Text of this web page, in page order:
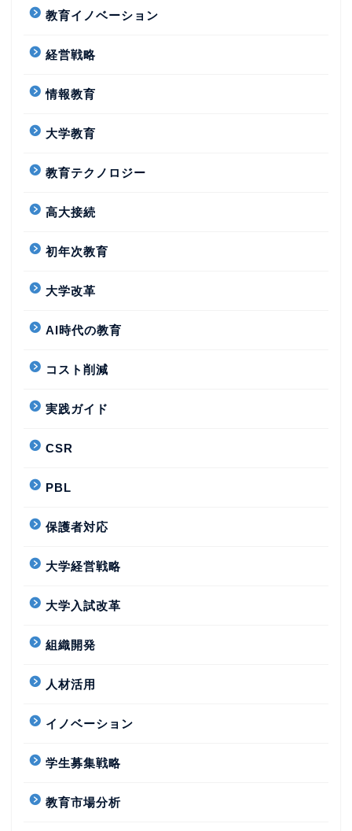
教育イノベーション
経営戦略
情報教育
大学教育
教育テクノロジー
高大接続
初年次教育
大学改革
AI時代の教育
コスト削減
実践ガイド
CSR
PBL
保護者対応
大学経営戦略
大学入試改革
組織開発
人材活用
イノベーション
学生募集戦略
教育市場分析